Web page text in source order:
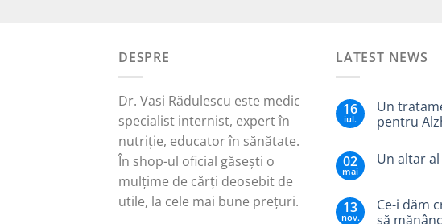
DESPRE
Dr. Vasi Rădulescu este medic
specialist internist, expert în
nutriție, educator în sănătate.
În shop-ul oficial găsești o
mulțime de cărți deosebit de
utile, la cele mai bune prețuri.
LATEST NEWS
16
iul.
Un
pentru
02
mai
Un altar
13
nov.
Ce-i dăm
să